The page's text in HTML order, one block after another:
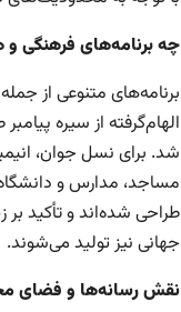
چه برنامه‌های فرهنگی
برنامه‌های متنوعی از
الهام‌گرفته از سیره
شد. برای نسل جوان،
مساجد، مدارس و
طراحی شده‌اند و تأکید
جهانی نیز تولید می‌شوند.
نقش رسانه‌ها و فضای